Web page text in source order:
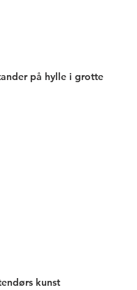
på hylle i grotte
kunst